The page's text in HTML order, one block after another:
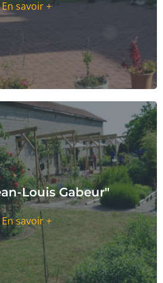
En savoir +
Louis Gabeur"
En savoir +